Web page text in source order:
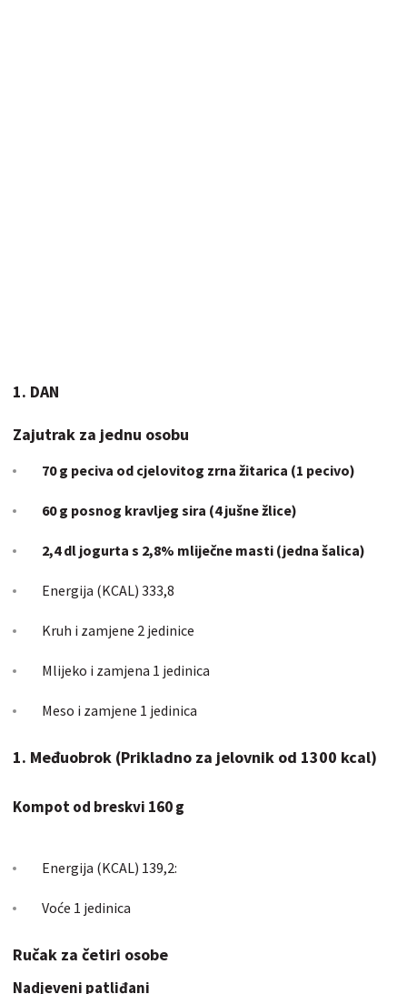
1. DAN
Zajutrak za jednu osobu
70 g peciva od cjelovitog zrna žitarica (1 pecivo)
60 g posnog kravljeg sira (4 jušne žlice)
2,4 dl jogurta s 2,8% mliječne masti (jedna šalica)
Energija (KCAL) 333,8
Kruh i zamjene 2 jedinice
Mlijeko i zamjena 1 jedinica
Meso i zamjene 1 jedinica
1. Međuobrok (Prikladno za jelovnik od 1300 kcal)
Kompot od breskvi 160 g
Energija (KCAL) 139,2:
Voće 1 jedinica
Ručak za četiri osobe
Nadjeveni patliđani